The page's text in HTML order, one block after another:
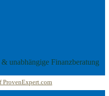
unabhängige Finanzberatung
ProvenExpert.com